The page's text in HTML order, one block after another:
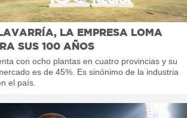
LA EMPRESA LOMA
SUS 100 AÑOS
con ocho plantas en cuatro provincias y su
es de 45%. Es sinónimo de la industria
el país.